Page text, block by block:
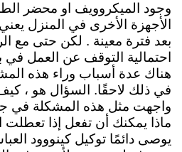
وجود الميكروويف او محضر
الأجهزة الأخرى في المنزل
بعد فترة معينة . لكن حتى مع
احتمالية التوقف عن العمل
هناك عدة أسباب وراء هذه
في ذلك لاحقًا. السؤال هو ،
واجهت مثل هذه المشكلة في
ماذا يمكنك أن تفعل إذا تعطلت
يوصى دائمًا توكيل كينووود